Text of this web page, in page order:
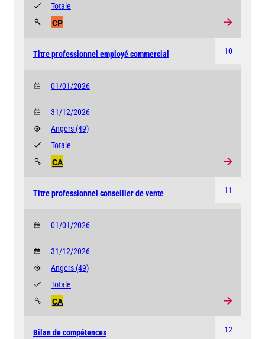
CP
Totale
10
Titre professionnel employé commercial
01/01/2026
31/12/2026
Angers (49)
CA
Totale
11
Titre professionnel conseiller de vente
01/01/2026
31/12/2026
Angers (49)
CA
Totale
12
Bilan de compétences